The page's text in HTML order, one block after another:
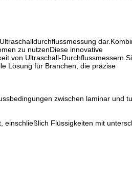
zu nutzenDiese innovative
von Ultraschall-
Lösung für Branchen, die präzise
zwischen laminar und
einschließlich Flüssigkeiten mit